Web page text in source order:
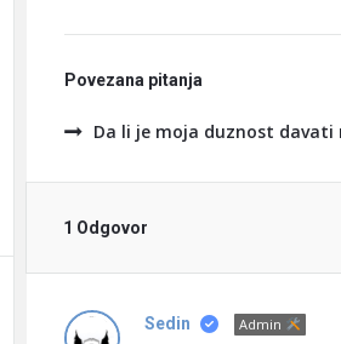
Povezana pitanja
Da li je moja duznost
1 Odgovor
Sedin
Admin